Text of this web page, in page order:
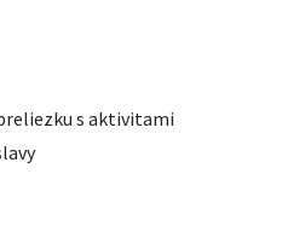
s aktivitami